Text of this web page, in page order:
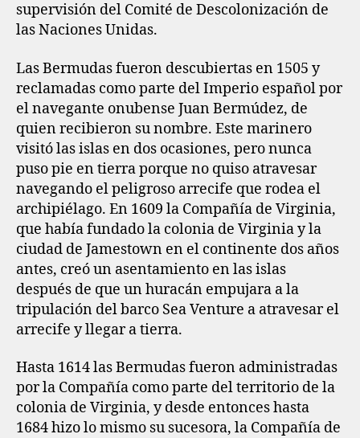
supervisión del Comité de Descolonización de
las Naciones Unidas.
Las Bermudas fueron descubiertas en 1505 y
reclamadas como parte del Imperio español por
el navegante onubense Juan Bermúdez, de
quien recibieron su nombre. Este marinero
visitó las islas en dos ocasiones, pero nunca
puso pie en tierra porque no quiso atravesar
navegando el peligroso arrecife que rodea el
archipiélago. En 1609 la Compañía de Virginia,
que había fundado la colonia de Virginia y la
ciudad de Jamestown en el continente dos años
antes, creó un asentamiento en las islas
después de que un huracán empujara a la
tripulación del barco Sea Venture a atravesar el
arrecife y llegar a tierra.
Hasta 1614 las Bermudas fueron administradas
por la Compañía como parte del territorio de la
colonia de Virginia, y desde entonces hasta
1684 hizo lo mismo su sucesora, la Compañía de